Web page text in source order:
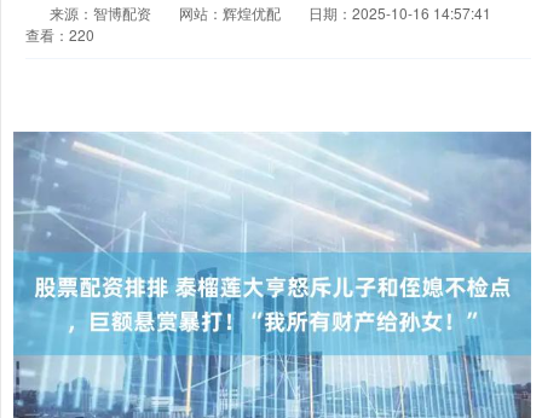
来源：智博配资 网站：辉煌优配
日期：2025-10-16 14:57:41
查看：220